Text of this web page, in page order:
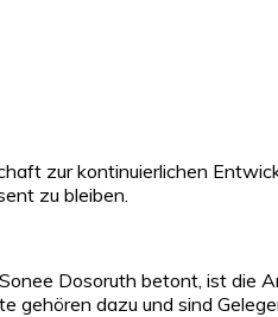
zur kontinuierlichen
zu bleiben.
Dosoruth betont, ist die
dazu und sind